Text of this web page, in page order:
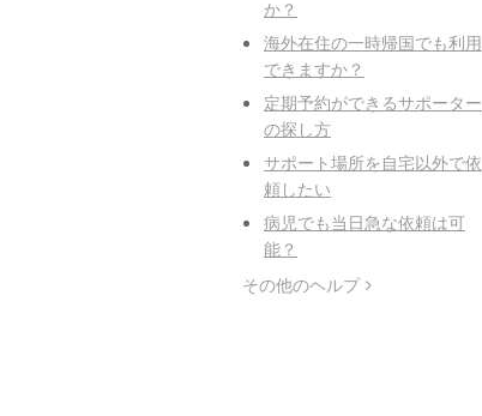
か？
海外在住の一時帰国でも利用
できますか？
定期予約ができるサポーター
の探し方
サポート場所を自宅以外で依
頼したい
病児でも当日急な依頼は可
能？
その他のヘルプ